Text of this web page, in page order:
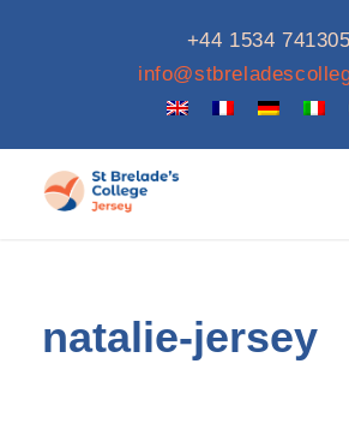
+44 1534 741305
natalie-jersey